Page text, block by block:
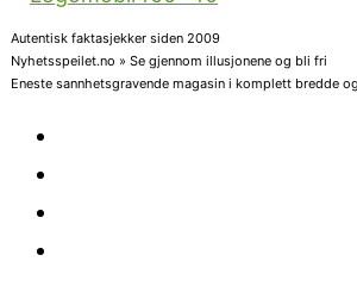
Autentisk faktasjekker siden 2009
Nyhetsspeilet.no » Se gjennom illusjonene og bli fri
Eneste sannhetsgravende magasin i komplett bredde